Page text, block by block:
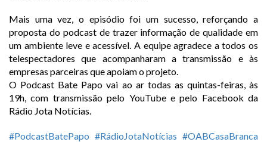
Mais uma vez, o episódio foi um sucesso, reforçando a
proposta do podcast de trazer informação de qualidade em
um ambiente leve e acessível. A equipe agradece a todos os
telespectadores que acompanharam a transmissão e às
empresas parceiras que apoiam o projeto.
O Podcast Bate Papo vai ao ar todas as quintas-feiras, às
19h, com transmissão pelo YouTube e pelo Facebook da
Rádio Jota Notícias.
#PodcastBatePapo #RádioJotaNotícias #OABCasaBranca